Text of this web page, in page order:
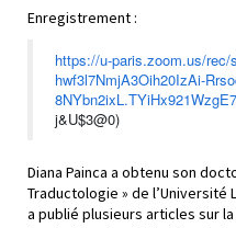
Enregistrement :
https://u-paris.zoom.us/rec/
hwf3l7NmjA3Oih20IzAi-
j&U$3@0)
Diana Painca a obtenu son
Traductologie » de l’Université
a publié plusieurs articles sur